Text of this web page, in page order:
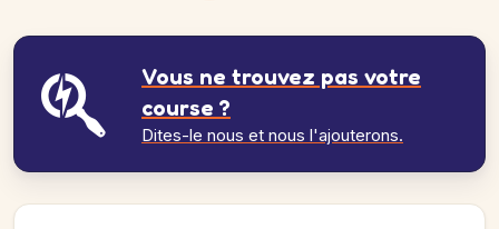
Vous ne trouvez pas votre
course ?
Dites-le nous et nous l'ajouterons.